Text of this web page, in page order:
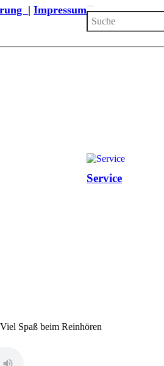
| Impressum
Service
Spaß beim Reinhören